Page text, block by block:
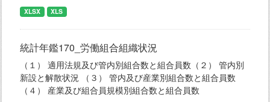
XLSX XLS
統計年鑑170_労働組合組織状況
（１） 適用法規及び管内別組合数と組合員数（２） 管内別
新設と解散状況 （３） 管内及び産業別組合数と組合員数
（４） 産業及び組合員規模別組合数と組合員数